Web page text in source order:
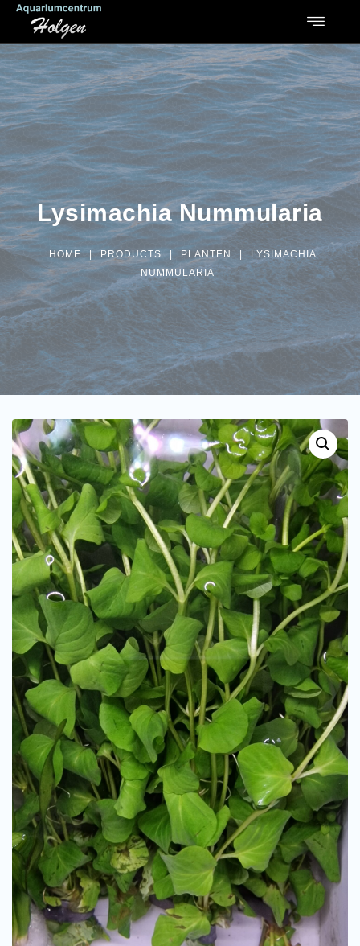
Lysimachia Nummularia
HOME | PRODUCTS PLANTEN
LYSIMACHIA
NUMMULARIA